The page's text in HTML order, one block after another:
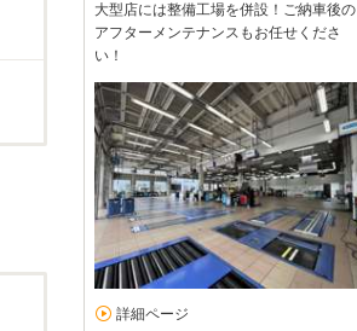
大型店には整備工場を併設！ご納車後の
アフターメンテナンスもお任せくださ
い！
詳細ページ